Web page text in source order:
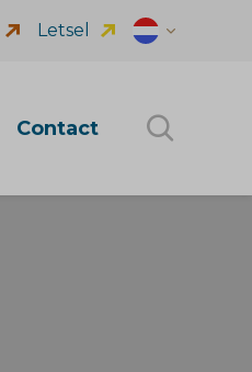
Contact
Letsel Dutch